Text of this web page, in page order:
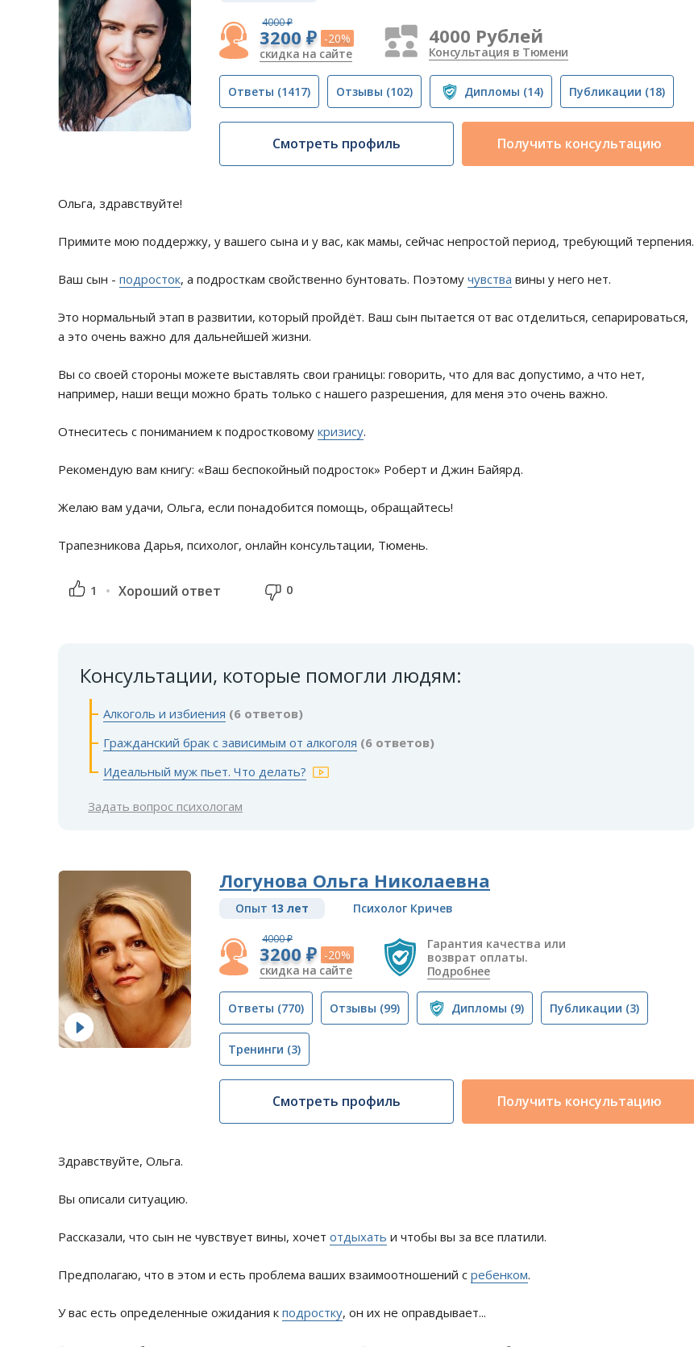
4000 ₽
3200 ₽ -20%
скидка на сайте
4000 Рублей
Консультация в Тюмени
Ответы (1417) Отзывы (102) Дипломы (14) Публикации (18)
Смотреть профиль Получить консультацию
Ольга, здравствуйте!
Примите мою поддержку, у вашего сына и у вас, как мамы, сейчас непростой период, требующий терпения.
Ваш сын - подросток, а подросткам свойственно бунтовать. Поэтому чувства вины у него нет.
Это нормальный этап в развитии, который пройдёт. Ваш сын пытается от вас отделиться, сепарироваться,
а это очень важно для дальнейшей жизни.
Вы со своей стороны можете выставлять свои границы: говорить, что для вас допустимо, а что нет,
например, наши вещи можно брать только с нашего разрешения, для меня это очень важно.
Отнеситесь с пониманием к подростковому кризису.
Рекомендую вам книгу: «Ваш беспокойный подросток» Роберт и Джин Байярд.
Желаю вам удачи, Ольга, если понадобится помощь, обращайтесь!
Трапезникова Дарья, психолог, онлайн консультации, Тюмень.
1 Хороший ответ 0
Консультации, которые помогли людям:
Алкоголь и избиения (6 ответов)
Гражданский брак с зависимым от алкоголя (6 ответов)
Идеальный муж пьет. Что делать?
Задать вопрос психологам
Логунова Ольга Николаевна
Опыт 13 лет Психолог Кричев
4000 ₽
3200 ₽ -20%
скидка на сайте
Гарантия качества или
возврат оплаты.
Подробнее
Ответы (770) Отзывы (99) Дипломы (9) Публикации (3)
Тренинги (3)
Смотреть профиль Получить консультацию
Здравствуйте, Ольга.
Вы описали ситуацию.
Рассказали, что сын не чувствует вины, хочет отдыхать и чтобы вы за все платили.
Предполагаю, что в этом и есть проблема ваших взаимоотношений с ребенком.
У вас есть определенные ожидания к подростку, он их не оправдывает...